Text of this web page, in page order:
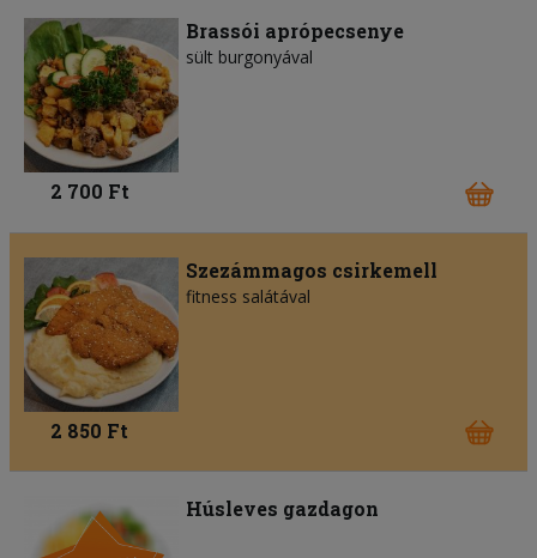
Brassói aprópecsenye
sült burgonyával
2 700 Ft
Szezámmagos csirkemell
fitness salátával
2 850 Ft
Húsleves gazdagon